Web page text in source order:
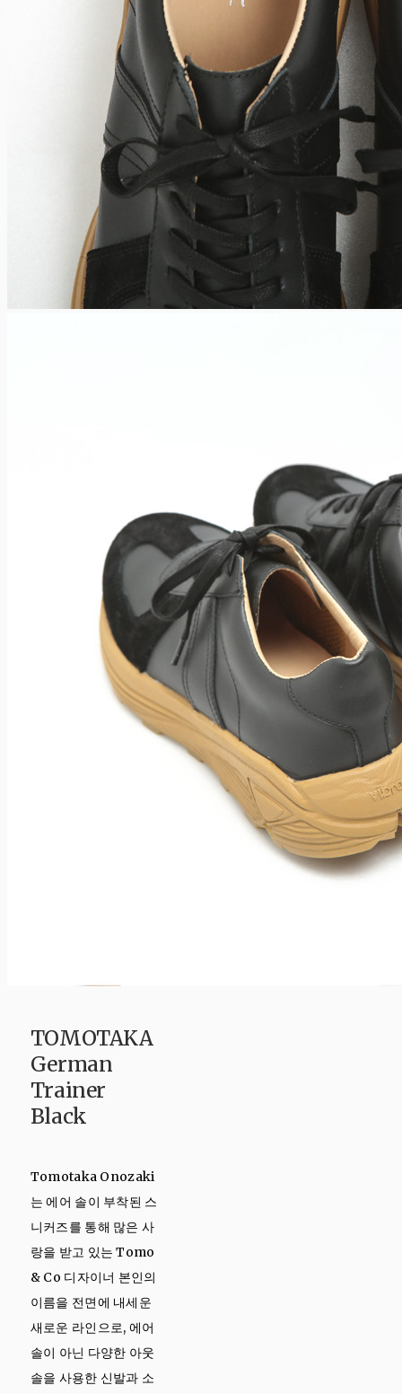
TOMOTAKA
German
Trainer
Black
Tomotaka Onozaki
는 에어 솔이 부착된 스
니커즈를 통해 많은 사
랑을 받고 있는 Tomo
& Co 디자이너 본인의
이름을 전면에 내세운
새로운 라인으로, 에어
솔이 아닌 다양한 아웃
솔을 사용한 신발과 소